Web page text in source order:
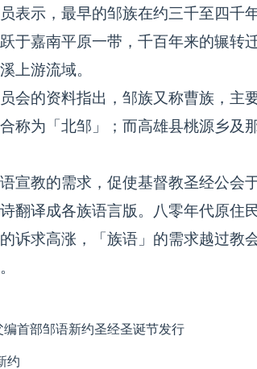
示，最早的邹族在约三千至四千
于嘉南平原一带，千百年来的辗转
上游流域。
的资料指出，邹族又称曹族，主
称为「北邹」；而高雄县桃源乡及
教的需求，促使基督教圣经公会
翻译成各族语言版。八零年代原住
诉求高涨，「族语」的需求越过教
编首部邹语新约圣经圣诞节发行
约